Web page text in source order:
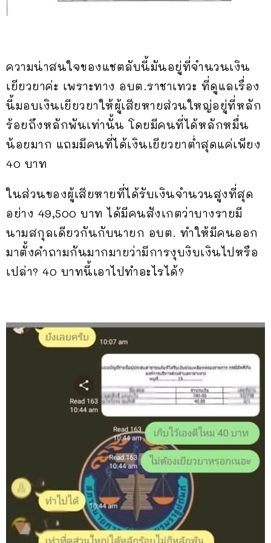
ความน่าสนใจของแชตลับนี้มันอยู่ที่จำนวนเงิน
เยียวยาค่ะ เพราะทาง อบต.ราชาเทวะ ที่ดูแลเรื่อง
นี้มอบเงินเยียวยาให้ผู้เสียหายส่วนใหญ่อยู่ที่หลัก
ร้อยถึงหลักพันเท่านั้น โดยมีคนที่ได้หลักหมื่น
น้อยมาก แถมมีคนที่ได้เงินเยียวยาต่ำสุดแค่เพียง
40 บาท
ในส่วนของผู้เสียหายที่ได้รับเงินจำนวนสูงที่สุด
อย่าง 49,500 บาท ได้มีคนสังเกตว่าบางรายมี
นามสกุลเดียวกันกับนายก อบต. ทำให้มีคนออก
มาตั้งคำถามกันมากมายว่ามีการงุบงิบเงินไปหรือ
เปล่า? 40 บาทนี้เอาไปทำอะไรได้?